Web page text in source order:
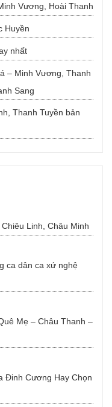
Vương, Hoài Thanh
Huyền
nhất
– Minh Vương, Thanh
Sang
Thanh Tuyền bản
Linh, Châu Minh
ca dân ca xứ nghệ
Mẹ – Châu Thanh –
Đinh Cương Hay Chọn